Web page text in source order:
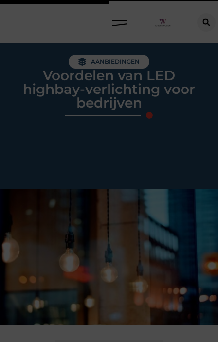
AANBIEDINGEN
Voordelen van LED
highbay-verlichting voor
bedrijven